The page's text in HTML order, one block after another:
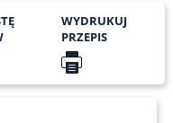
WYDRUKUJ
PRZEPIS